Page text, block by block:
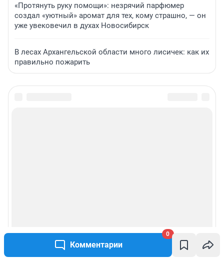
Комментарии
0
«Протянуть руку помощи»: незрячий парфюмер
создал «уютный» аромат для тех, кому страшно, — он
уже увековечил в духах Новосибирск
В лесах Архангельской области много лисичек: как их
правильно пожарить